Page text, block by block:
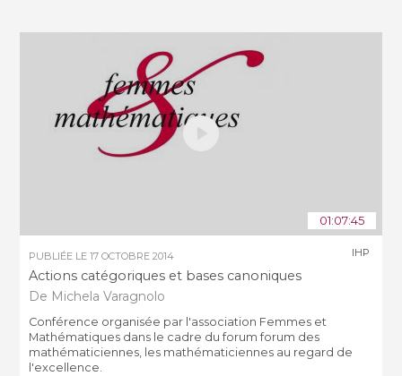
01:07:45
PUBLIÉE LE17 OCTOBRE 2014
Actions catégoriques et bases canoniques
De Michela Varagnolo
IHP
Conférence organisée par l'association Femmes et
Mathématiques dans le cadre du forum forum des
mathématiciennes, les mathématiciennes au regard de
l'excellence.